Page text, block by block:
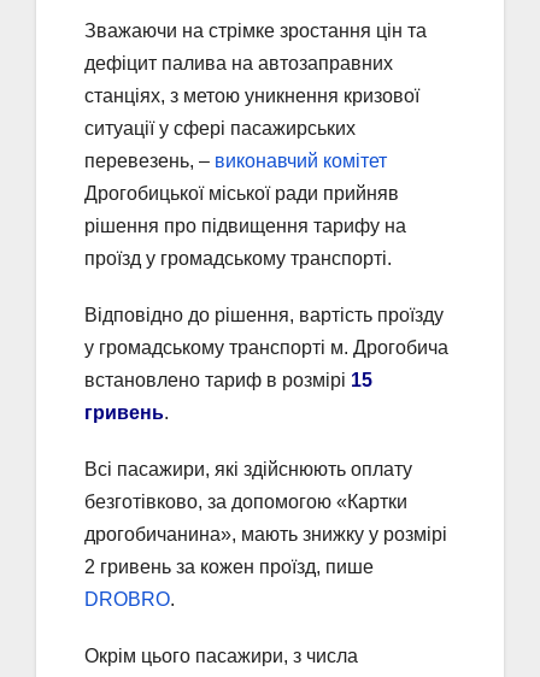
Зважаючи на стрімке зростання цін та
дефіцит палива на автозаправних
станціях, з метою уникнення кризової
ситуації у сфері пасажирських
перевезень, – виконавчий комітет
Дрогобицької міської ради прийняв
рішення про підвищення тарифу на
проїзд у громадському транспорті.
Відповідно до рішення, вартість проїзду
у громадському транспорті м. Дрогобича
встановлено тариф в розмірі 15
гривень.
Всі пасажири, які здійснюють оплату
безготівково, за допомогою «Картки
дрогобичанина», мають знижку у розмірі
2 гривень за кожен проїзд, пише
DROBRO.
Окрім цього пасажири, з числа